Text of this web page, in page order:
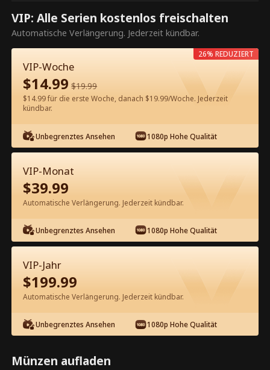
Dies ist eine kostenpflichtige
Episode. Bitte entsperren, um
weiterzusehen.
60Jetzt entsperren
Kostenlos in der App ansehen
Episode 41 - Unbesiegbar Kompletter
Film
1-50 51-100 101-115
41 42 44 45
VIP: Alle Serien kostenlos freischalten
Automatische Verlängerung. Jederzeit kündbar.
VIP-Woche
$14.99 $19.99
$14.99 für die erste Woche, danach $19.99/Woche. Jederzeit
kündbar.
Unbegrenztes Ansehen 1080p Hohe Qualität
26% REDUZIERT
VIP-Monat
$39.99
Automatische Verlängerung. Jederzeit kündbar.
Unbegrenztes Ansehen 1080p Hohe Qualität
VIP-Jahr
$199.99
Automatische Verlängerung. Jederzeit kündbar.
Unbegrenztes Ansehen 1080p Hohe Qualität
Münzen aufladen